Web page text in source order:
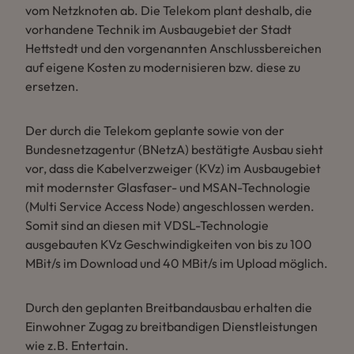
vom Netzknoten ab. Die Telekom plant deshalb, die
vorhandene Technik im Ausbaugebiet der Stadt
Hettstedt und den vorgenannten Anschlussbereichen
auf eigene Kosten zu modernisieren bzw. diese zu
ersetzen.
Der durch die Telekom geplante sowie von der
Bundesnetzagentur (BNetzA) bestätigte Ausbau sieht
vor, dass die Kabelverzweiger (KVz) im Ausbaugebiet
mit modernster Glasfaser- und MSAN-Technologie
(Multi Service Access Node) angeschlossen werden.
Somit sind an diesen mit VDSL-Technologie
ausgebauten KVz Geschwindigkeiten von bis zu 100
MBit/s im Download und 40 MBit/s im Upload möglich.
Durch den geplanten Breitbandausbau erhalten die
Einwohner Zugag zu breitbandigen Dienstleistungen
wie z.B. Entertain.